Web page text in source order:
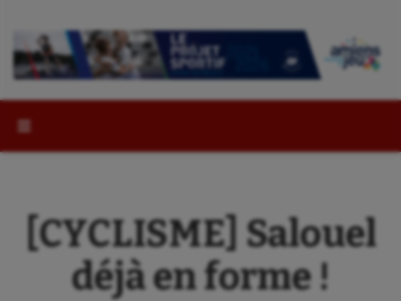
[CYCLISME] Salouel
déjà en forme !